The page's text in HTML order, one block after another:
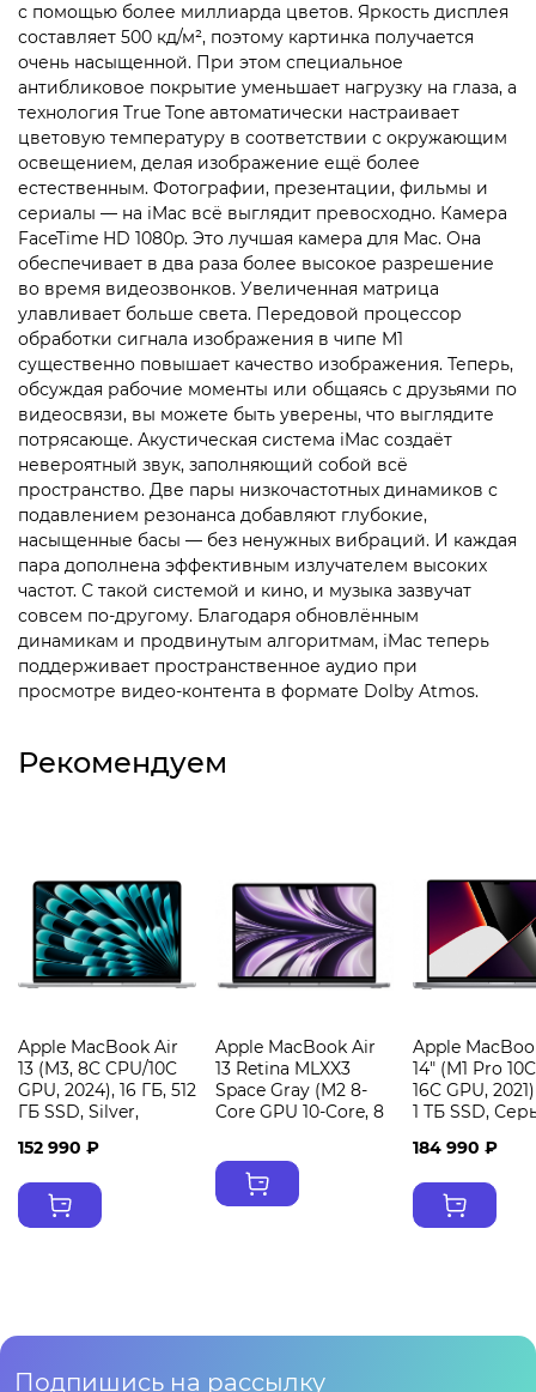
с помощью более миллиарда цветов. Яркость дисплея
составляет 500 кд/м², поэтому картинка получается
очень насыщенной. При этом специальное
антибликовое покрытие уменьшает нагрузку на глаза, а
технология True Tone автоматически настраивает
цветовую температуру в соответствии с окружающим
освещением, делая изображение ещё более
естественным. Фотографии, презентации, фильмы и
сериалы — на iMac всё выглядит превосходно. Камера
FaceTime HD 1080p. Это лучшая камера для Mac. Она
обеспечивает в два раза более высокое разрешение
во время видеозвонков. Увеличенная матрица
улавливает больше света. Передовой процессор
обработки сигнала изображения в чипе M1
существенно повышает качество изображения. Теперь,
обсуждая рабочие моменты или общаясь с друзьями по
видеосвязи, вы можете быть уверены, что выглядите
потрясающе. Акустическая система iMac создаёт
невероятный звук, заполняющий собой всё
пространство. Две пары низкочастотных динамиков с
подавлением резонанса добавляют глубокие,
насыщенные басы — без ненужных вибраций. И каждая
пара дополнена эффективным излучателем высоких
частот. С такой системой и кино, и музыка зазвучат
совсем по-другому. Благодаря обновлённым
динамикам и продвинутым алгоритмам, iMac теперь
поддерживает пространственное аудио при
просмотре видео‑контента в формате Dolby Atmos.
Рекомендуем
Apple MacBook Air
13 (M3, 8C CPU/10C
GPU, 2024), 16 ГБ, 512
ГБ SSD, Silver,
MXCT3
152 990 ₽
Apple MacBook Air
13 Retina MLXX3
Space Gray (M2 8-
Core GPU 10-Core, 8
Apple
14" (M1 Pro
16C GPU,
1 ТБ SSD,
184 990 ₽
Подпишись на рассылку